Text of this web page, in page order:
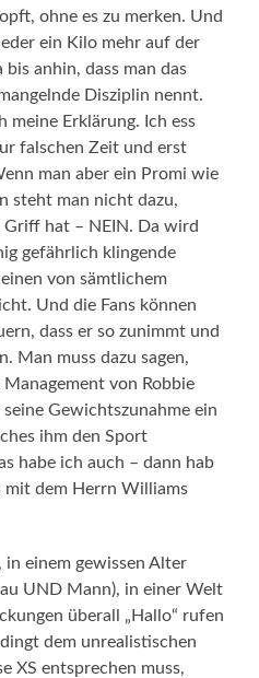
ohne es zu merken. Und
ein Kilo mehr auf der
anhin, dass man das
Disziplin nennt.
meine Erklärung. Ich ess
falschen Zeit und erst
man aber ein Promi wie
steht man nicht dazu,
hat – NEIN. Da wird
gefährlich klingende
von sämtlichem
Und die Fans können
dass er so zunimmt und
Man muss dazu sagen,
von Robbie
Gewichtszunahme ein
ihm den Sport
habe ich auch – dann hab
mit dem Herrn Williams
in einem gewissen Alter
UND Mann), in einer Welt
überall „Hallo“ rufen
dem unrealistischen
XS entsprechen muss,